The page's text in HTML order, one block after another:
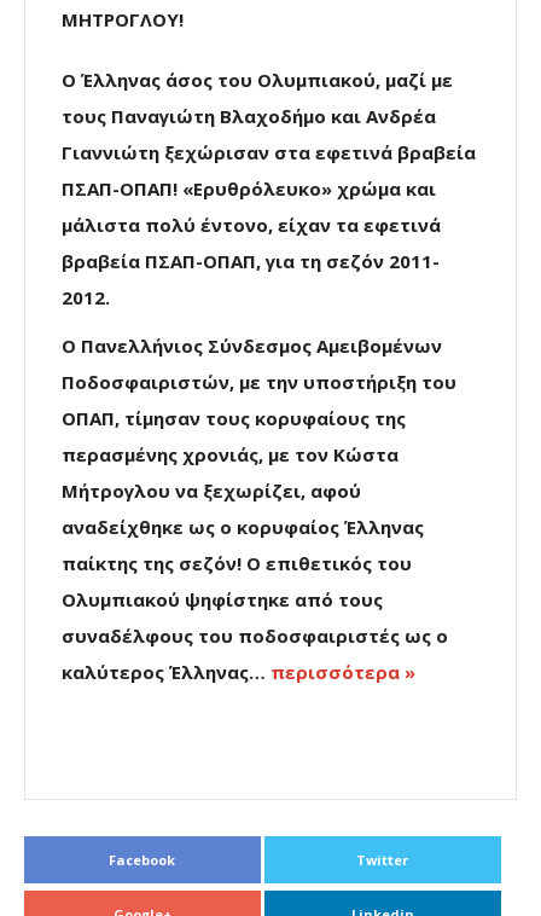
ΜΗΤΡΟΓΛΟΥ!
Ο Έλληνας άσος του Ολυμπιακού, μαζί με
τους Παναγιώτη Βλαχοδήμο και Ανδρέα
Γιαννιώτη ξεχώρισαν στα εφετινά βραβεία
ΠΣΑΠ-ΟΠΑΠ! «Ερυθρόλευκο» χρώμα και
μάλιστα πολύ έντονο, είχαν τα εφετινά
βραβεία ΠΣΑΠ-ΟΠΑΠ, για τη σεζόν 2011-
2012.
Ο Πανελλήνιος Σύνδεσμος Αμειβομένων
Ποδοσφαιριστών, με την υποστήριξη του
ΟΠΑΠ, τίμησαν τους κορυφαίους της
περασμένης χρονιάς, με τον Κώστα
Μήτρογλου να ξεχωρίζει, αφού
αναδείχθηκε ως ο κορυφαίος Έλληνας
παίκτης της σεζόν! Ο επιθετικός του
Ολυμπιακού ψηφίστηκε από τους
συναδέλφους του ποδοσφαιριστές ως ο
καλύτερος Έλληνας… περισσότερα »
Facebook Twitter